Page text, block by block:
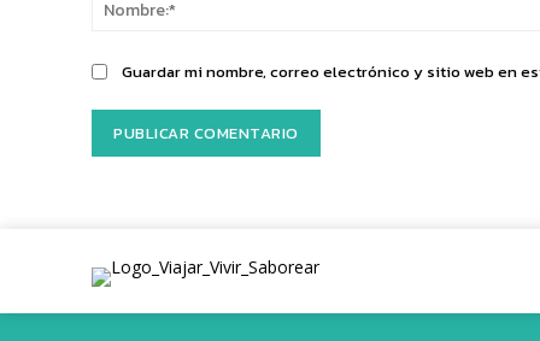
Guardar mi nombre, correo electrónico y sitio web en